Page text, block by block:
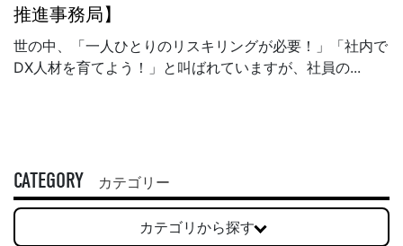
推進事務局】
世の中、「一人ひとりのリスキリングが必要！」「社内で
DX人材を育てよう！」と叫ばれていますが、社員の...
CATEGORY カテゴリー
カテゴリから探す